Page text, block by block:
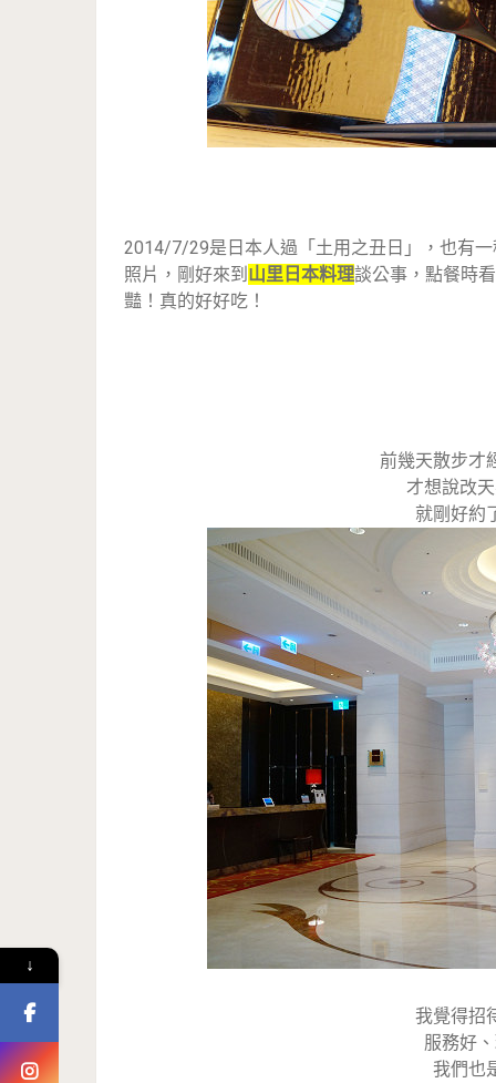
2014/7/29是日本人過「土用之丑日」，也有
照片，剛好來到 山里日本料理談公事，點餐時
豔！真的好好吃！
前幾天散步才
才想說改
就剛好約
我覺得招
服務好
我們也
↓